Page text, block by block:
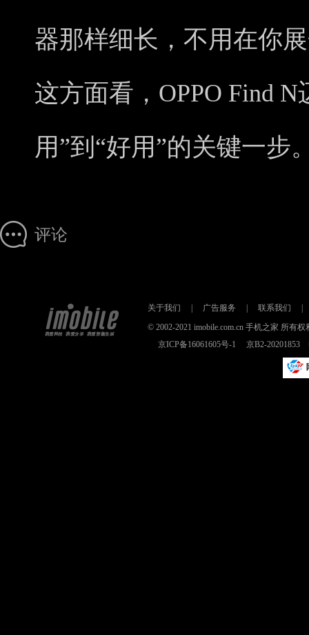
器那样细长，不用在你
这方面看，OPPO Find
用”到“好用”的关键一步
评论
关于我们 广告服务 联系我们
© 2002-2021 imobile.com.cn 手机之家 所有
京ICP备16061605号-1
京B2-20201853